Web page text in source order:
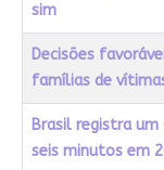
sim
Decisões
famílias de
Brasil registra
seis minutos em